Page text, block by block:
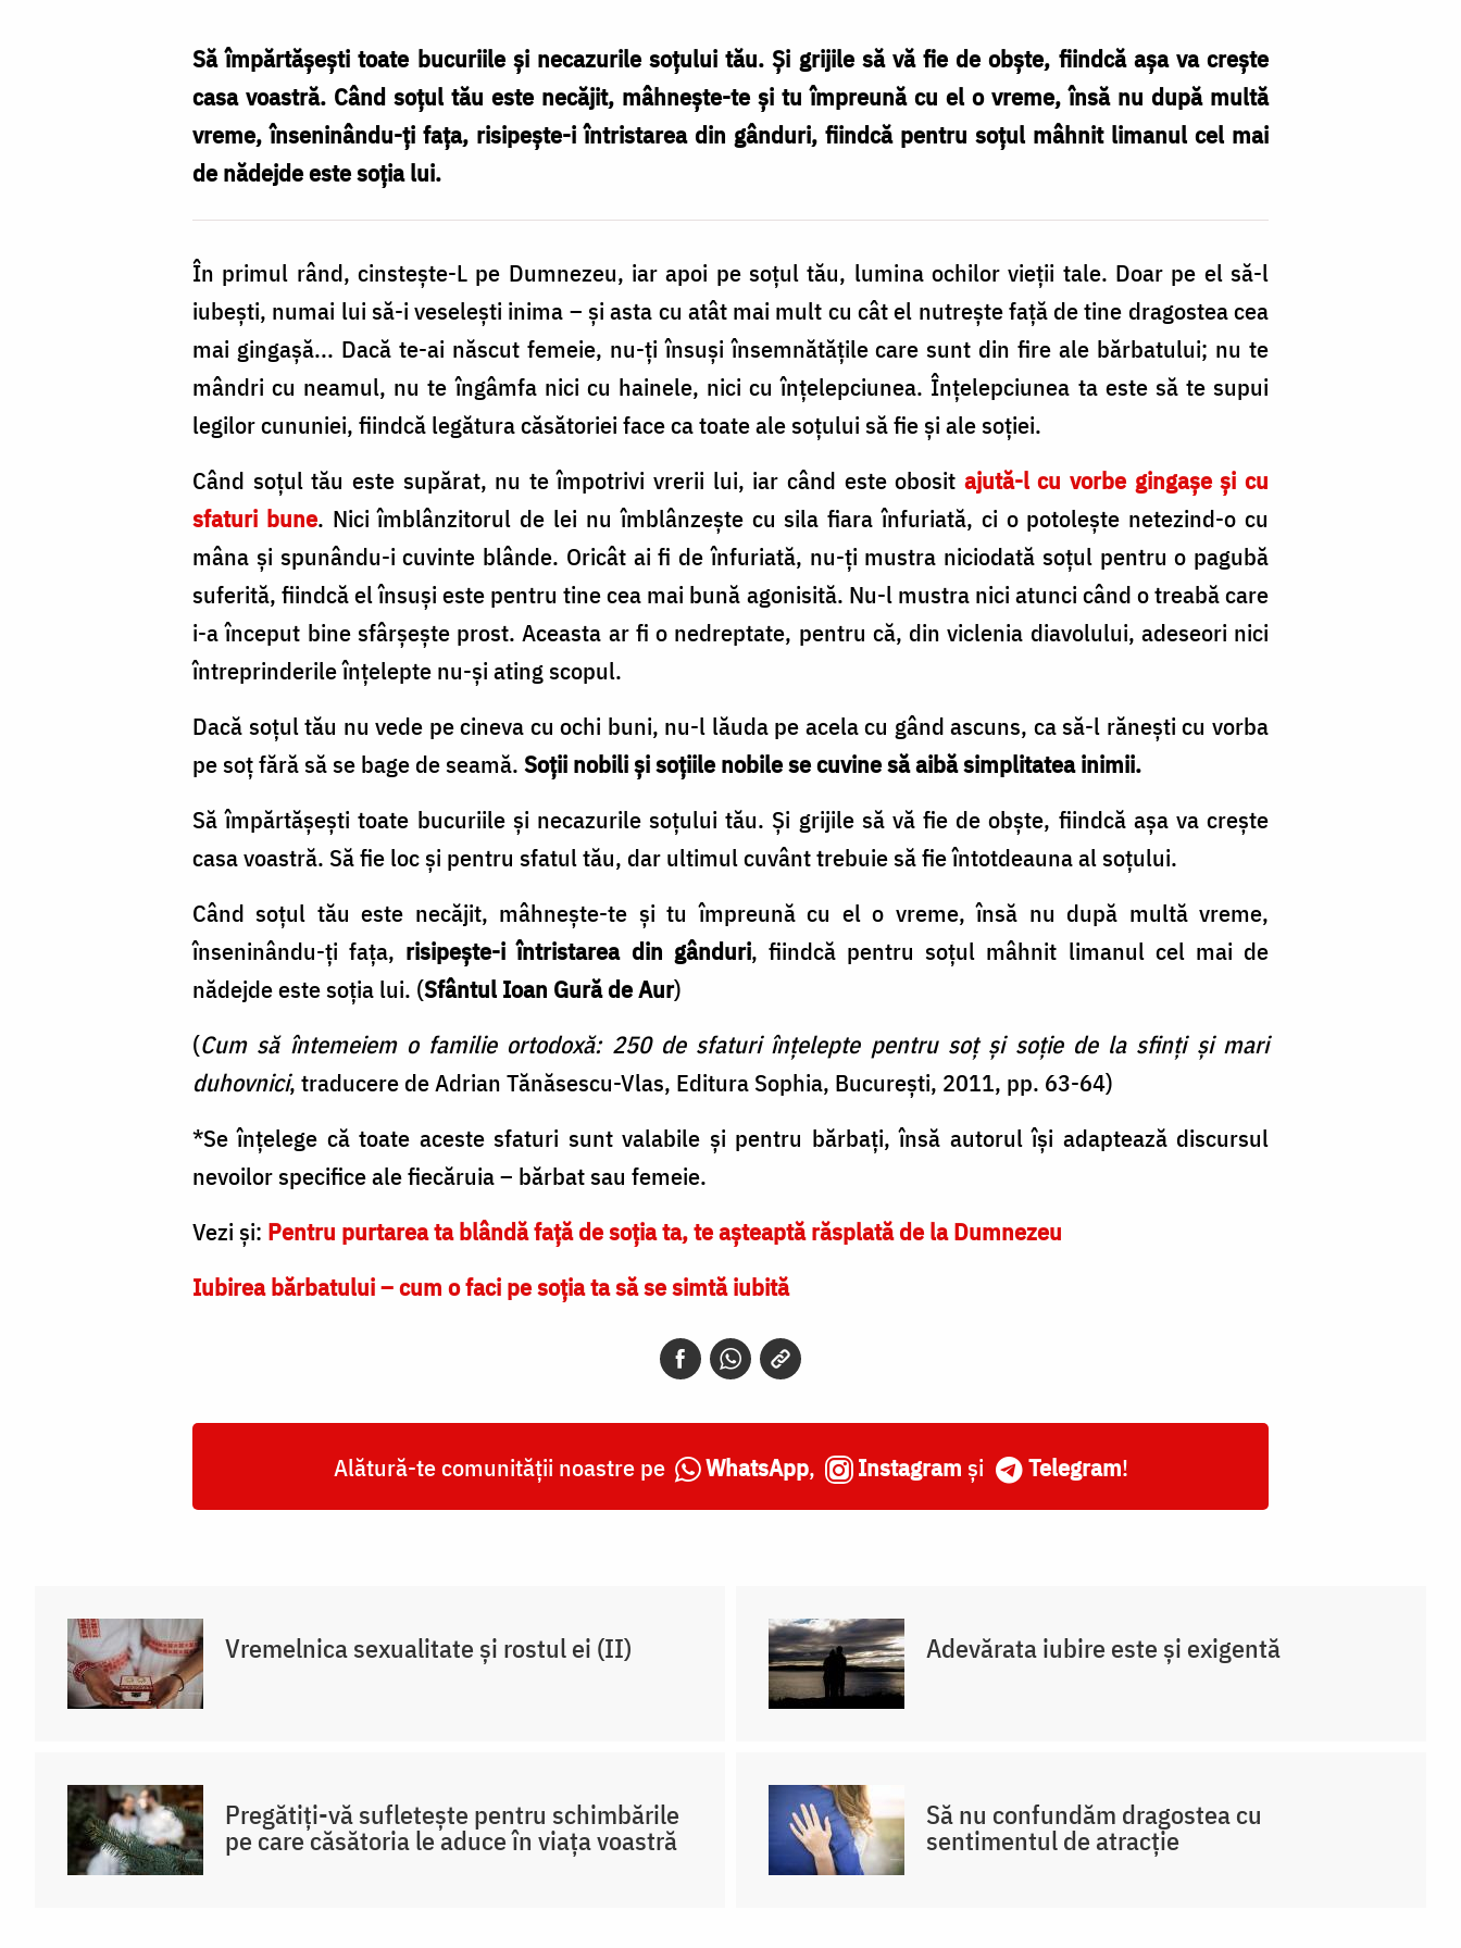
Să împărtăşeşti toate bucuriile şi necazurile soţului tău. Şi grijile să vă fie de obşte, fiindcă aşa va creşte
casa voastră. Când soţul tău este necăjit, mâhneşte-te şi tu îm­preună cu el o vreme, însă nu după multă
vreme, înseninându-ţi faţa, risipeşte-i întristarea din gân­duri, fiindcă pentru soţul mâhnit limanul cel mai
de nădejde este soţia lui.
În primul rând, cinsteşte-L pe Dumnezeu, iar apoi pe soţul tău, lumina ochilor vie­ţii tale. Doar pe el să-l
iubeşti, numai lui să-i ve­seleşti inima – şi asta cu atât mai mult cu cât el nutreşte faţă de tine dragostea cea
mai gingaşă... Dacă te-ai născut femeie, nu-ţi însuşi însemnătățile care sunt din fire ale bărbatului; nu te
mândri cu neamul, nu te îngâmfa nici cu hainele, nici cu înţelepciunea. Înţelepciunea ta este să te su­pui
legilor cununiei, fiindcă legătura căsătoriei face ca toate ale soţului să fie şi ale soţiei.
Când soţul tău este supărat, nu te împotrivi vrerii lui, iar când este obosit ajută-l cu vorbe gingaşe şi cu
sfaturi bune. Nici îmblânzitorul de lei nu îmblânzeşte cu sila fiara înfuriată, ci o po­toleşte netezind-o cu
mâna şi spunându-i cuvin­te blânde. Oricât ai fi de înfuriată, nu-ți mustra niciodată soţul pentru o pagubă
suferită, fiindcă el însuşi este pentru tine cea mai bună agonisită. Nu-l mustra nici atunci când o treabă care
i-a în­ceput bine sfârşeşte prost. Aceasta ar fi o nedrep­tate, pentru că, din viclenia diavolului, adeseori nici
întreprinderile înţelepte nu-şi ating scopul.
Dacă soţul tău nu vede pe cineva cu ochi buni, nu-l lăuda pe acela cu gând ascuns, ca să-l ră­neşti cu vorba
pe soţ fără să se bage de seamă. Soţii nobili şi soţiile nobile se cuvine să aibă simplitatea inimii.
Să împărtăşeşti toate bucuriile şi necazurile soţului tău. Şi grijile să vă fie de obşte, fiindcă aşa va creşte
casa voastră. Să fie loc şi pentru sfa­tul tău, dar ultimul cuvânt trebuie să fie întotdeauna al soţului.
Când soţul tău este necăjit, mâhneşte-te şi tu îm­preună cu el o vreme, însă nu după multă vreme,
înseninându-ţi faţa, risipeşte-i întristarea din gân­duri, fiindcă pentru soţul mâhnit limanul cel mai de
nădejde este soţia lui. (Sfântul Ioan Gură de Aur)
(Cum să întemeiem o familie ortodoxă: 250 de sfaturi înțelepte pentru soț și soție de la sfinți și mari
duhovnici, traducere de Adrian Tănăsescu-Vlas, Editura Sophia, București, 2011, pp. 63-64)
*Se înțelege că toate aceste sfaturi sunt valabile și pentru bărbați, însă autorul își adaptează discursul
nevoilor specifice ale fiecăruia – bărbat sau femeie.
Vezi și: Pentru purtarea ta blândă față de soţia ta, te aşteaptă răsplată de la Dumnezeu
Iubirea bărbatului – cum o faci pe soția ta să se simtă iubită
Alătură-te comunității noastre pe WhatsApp, Instagram și Telegram!
Vremelnica sexualitate și rostul ei (II) Adevărata iubire este și exigentă
Pregătiți-vă sufletește pentru schimbările
pe care căsătoria le aduce în viața voastră
Să nu confundăm dragostea cu
sentimentul de atracție